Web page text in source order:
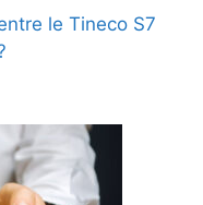
le Tineco S7